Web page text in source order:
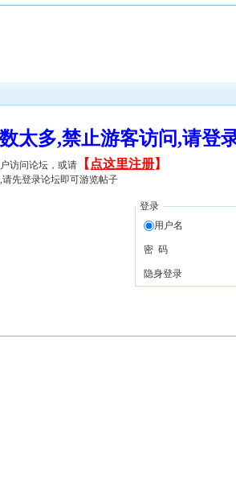
数太多,禁止游客访问,请
访问论坛，或请 【 点这里注册】
先登录论坛即可游览帖子
登录
用户名
密 码
隐身登录